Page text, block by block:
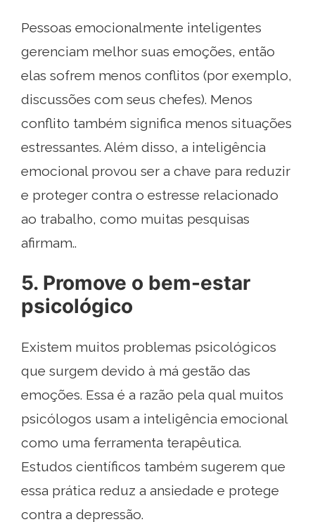
Pessoas emocionalmente inteligentes
gerenciam melhor suas emoções, então
elas sofrem menos conflitos (por exemplo,
discussões com seus chefes). Menos
conflito também significa menos situações
estressantes. Além disso, a inteligência
emocional provou ser a chave para reduzir
e proteger contra o estresse relacionado
ao trabalho, como muitas pesquisas
afirmam..
5. Promove o bem-estar
psicológico
Existem muitos problemas psicológicos
que surgem devido à má gestão das
emoções. Essa é a razão pela qual muitos
psicólogos usam a inteligência emocional
como uma ferramenta terapêutica.
Estudos científicos também sugerem que
essa prática reduz a ansiedade e protege
contra a depressão.